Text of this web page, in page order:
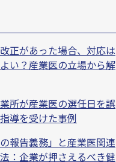
正があった場合、対応は
い？産業医の立場から解
所が産業医の選任日を誤
導を受けた事例
の報告義務」と産業医関連
：企業が押さえるべき健